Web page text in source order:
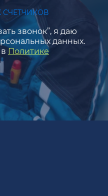
СЧЕТЧИКОВ
звонок”, я даю
данных.
Политике